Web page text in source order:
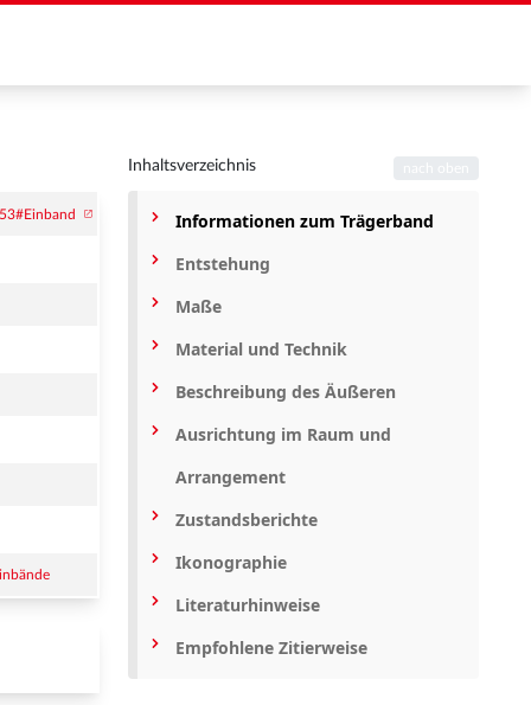
Inhaltsverzeichnis
Informationen zum Trägerband
Entstehung
Maße
Material und Technik
Beschreibung des Äußeren
Ausrichtung im Raum und
Arrangement
Zustandsberichte
Ikonographie
Literaturhinweise
Empfohlene Zitierweise